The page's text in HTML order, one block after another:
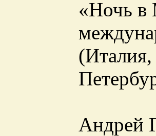
«Ночь в
(Италия,
Андрей